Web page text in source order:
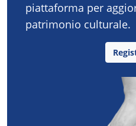
piattaforma per
patrimonio culturale.